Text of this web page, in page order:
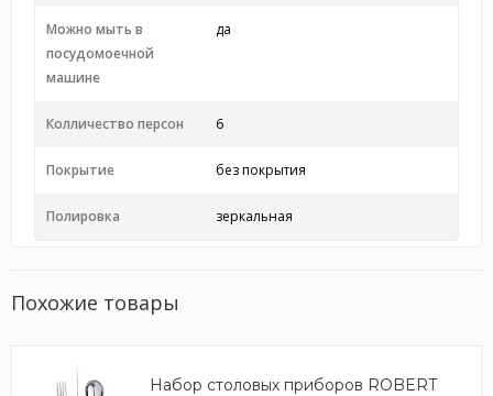
Можно мыть в
посудомоечной
машине
да
Колличество персон 6
Покрытие без покрытия
Полировка зеркальная
Похожие товары
Набор столовых приборов ROBERT